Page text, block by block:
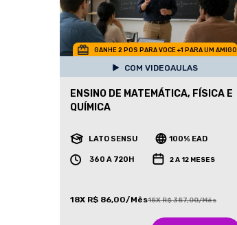
GANHE 2 POS PARA VOCE +1 PARA UM AMIGO
COM VIDEOAULAS
ENSINO DE MATEMÁTICA, FÍSICA E
QUÍMICA
LATO SENSU 100% EAD
360 A 720H 2 A 12 MESES
18X R$ 86,00/Mês18X R$ 387,00/Mês